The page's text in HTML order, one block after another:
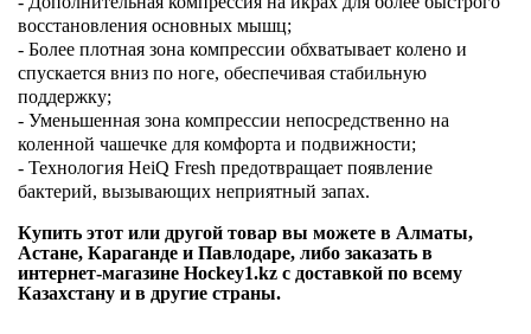
восстановления основных мышц;
- Более плотная зона компрессии обхватывает колено и
спускается вниз по ноге, обеспечивая стабильную
поддержку;
- Уменьшенная зона компрессии непосредственно на
коленной чашечке для комфорта и подвижности;
- Технология HeiQ Fresh предотвращает появление
бактерий, вызывающих неприятный запах.
Купить этот или другой товар вы можете в Алматы,
Астане, Караганде и Павлодаре, либо заказать в
интернет-магазине Hockey1.kz с доставкой по всему
Казахстану и в другие страны.